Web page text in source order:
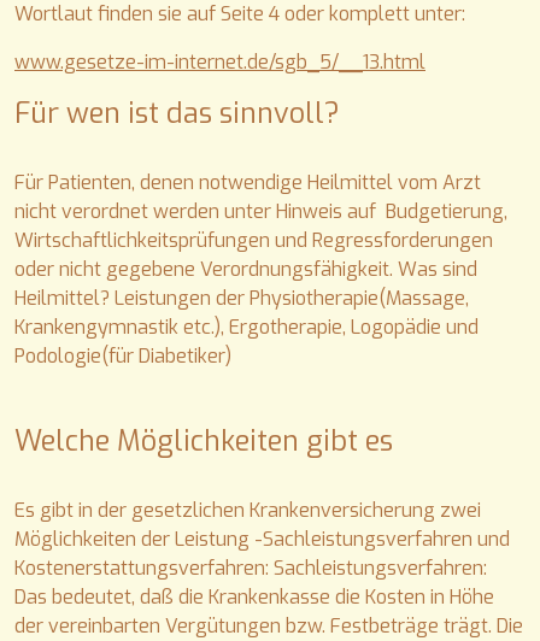
Wortlaut finden sie auf Seite 4 oder komplett unter:
www.gesetze-im-internet.de/sgb_5/__13.html
Für wen ist das sinnvoll?
Für Patienten, denen notwendige Heilmittel vom Arzt
nicht verordnet werden unter Hinweis auf Budgetierung,
Wirtschaftlichkeitsprüfungen und Regressforderungen
oder nicht gegebene Verordnungsfähigkeit. Was sind
Heilmittel? Leistungen der Physiotherapie(Massage,
Krankengymnastik etc.), Ergotherapie, Logopädie und
Podologie(für Diabetiker)
Welche Möglichkeiten gibt es
Es gibt in der gesetzlichen Krankenversicherung zwei
Möglichkeiten der Leistung -Sachleistungsverfahren und
Kostenerstattungsverfahren: Sachleistungsverfahren:
Das bedeutet, daß die Krankenkasse die Kosten in Höhe
der vereinbarten Vergütungen bzw. Festbeträge trägt. Die